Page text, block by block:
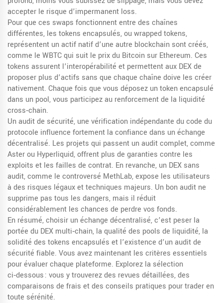
accepter le risque d’impermanent loss.
Pour que ces swaps fonctionnent entre des chaînes
différentes, les tokens encapsulés,ou wrapped tokens,
représentent un actif natif d’une autre blockchain sont créés,
comme le WBTC qui suit le prix du Bitcoin sur Ethereum. Ces
tokens assurent l’interopérabilité et permettent aux DEX de
proposer plus d’actifs sans que chaque chaîne doive les créer
nativement. Chaque fois que vous déposez un token encapsulé
dans un pool, vous participez au renforcement de la liquidité
cross‑chain.
Unaudit de sécurité, une vérification indépendante du code du
protocole influence fortement la confiance dans un échange
décentralisé. Les projets qui passent un audit complet, comme
Aster ou Hyperliquid, offrent plus de garanties contre les
exploits et les failles de contrat. En revanche, un DEX sans
audit, comme le controversé MethLab, expose les utilisateurs
à des risques légaux et techniques majeurs. Un bon audit ne
supprime pas tous les dangers, mais il réduit
considérablement les chances de perdre vos fonds.
En résumé, choisir un échange décentralisé, c’est peser la
portée du DEX multi‑chain, la qualité des pools de liquidité, la
solidité des tokens encapsulés et l’existence d’un audit de
sécurité fiable. Vous avez maintenant les critères essentiels
pour évaluer chaque plateforme. Explorez la sélection
ci‑dessous : vous y trouverez des revues détaillées, des
comparaisons de frais et des conseils pratiques pour trader en
toute sérénité.